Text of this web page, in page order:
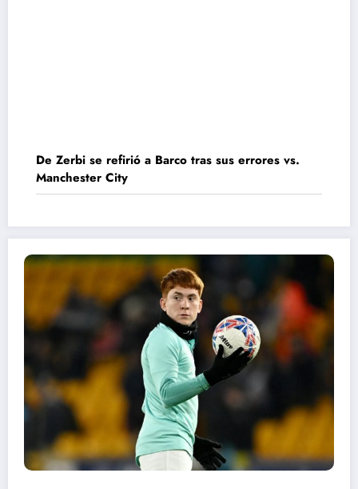
De Zerbi se refirió a Barco tras sus errores vs.
Manchester City